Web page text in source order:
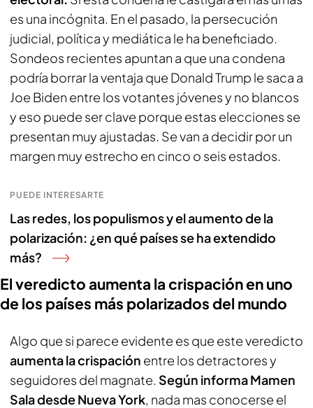
es una incógnita. En el pasado, la persecución
judicial, política y mediática le ha beneficiado.
Sondeos recientes apuntan a que una condena
podría borrar la ventaja que Donald Trump le saca a
Joe Biden entre los votantes jóvenes y no blancos
y eso puede ser clave porque estas elecciones se
presentan muy ajustadas. Se van a decidir por un
margen muy estrecho en cinco o seis estados.
PUEDE INTERESARTE
Las redes, los populismos y el aumento de la
polarización: ¿en qué países se ha extendido
más?
El veredicto aumenta la crispación en uno
de los países más polarizados del mundo
Algo que si parece evidente es que este veredicto
aumenta la crispación entre los detractores y
seguidores del magnate. Según informa Mamen
Sala desde Nueva York, nada mas conocerse el